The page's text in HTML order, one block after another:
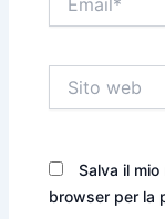
web
Salva il
browser per la